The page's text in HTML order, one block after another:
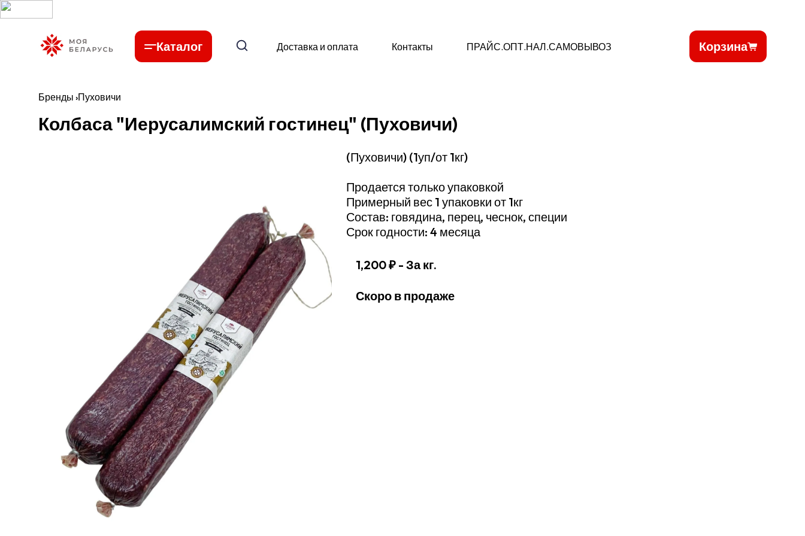
Каталог Доставка и оплата Контакты ПРАЙС.ОПТ.НАЛ.САМОВЫВОЗ Корзина
Бренды ›Пуховичи
Колбаса "Иерусалимский гостинец" (Пуховичи)
(Пуховичи) (1уп/от 1кг)
Продается только упаковкой
Примерный вес 1 упаковки от 1кг
Состав: говядина, перец, чеснок, специи
Срок годности: 4 месяца
1,200 ₽ - За кг.
Скоро в продаже